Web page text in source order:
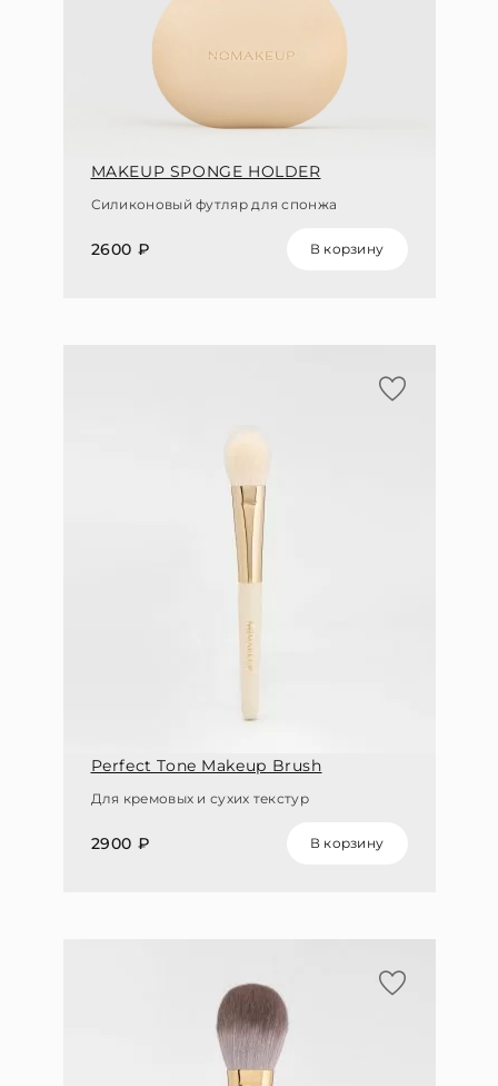
MAKEUP SPONGE HOLDER
Силиконовый футляр для спонжа
2600 ₽ В корзину
Perfect Tone Makeup Brush
Для кремовых и сухих текстур
2900 ₽ В корзину